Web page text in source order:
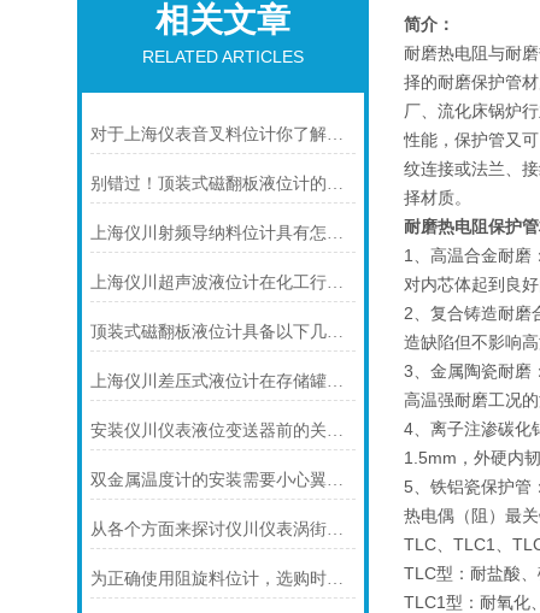
相关文章
RELATED ARTICLES
对于上海仪表音叉料位计你了解多少呢？
别错过！顶装式磁翻板液位计的适用版图，一文解锁核心场景
上海仪川射频导纳料位计具有怎样的特点呢？
上海仪川超声波液位计在化工行业中的应用优势
顶装式磁翻板液位计具备以下几大主要特点
上海仪川差压式液位计在存储罐液位测量的应用
安装仪川仪表液位变送器前的关键步骤，确保设备运行无忧！
双金属温度计的安装需要小心翼翼的！
从各个方面来探讨仪川仪表涡街流量计的技术特点
为正确使用阻旋料位计，选购时应注意以下几点
简介：
耐磨热电阻与耐
择的耐磨保护管
厂、流化床锅炉
性能，保护管又
纹连接或法兰、
择材质。
耐磨热电阻保护
1、高温合金耐磨
对内芯体起到良
2、复合铸造耐磨
造缺陷但不影响
3、金属陶瓷耐磨
高温强耐磨工况
4、离子注渗碳化
1.5mm，外硬内
5、铁铝瓷保护管
热电偶（阻）最
TLC、TLC1、
TLC型：耐盐酸
TLC1型：耐氧化